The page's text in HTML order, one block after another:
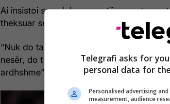
Ai insistoi se nuk ka arsye të merret me
theksuar se Barcelona ka avantazh të
“Nuk do ta shikoj ndeshjen. Kemi 14 pikë
nesër, do të festojmë. Të gjithë duan ta
ardhshme”.
Telegrafi asks for
personal data for
Personalised advertising
measurement, audience